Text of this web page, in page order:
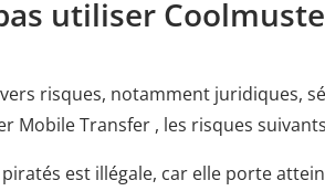
utiliser
risques, notamment juridiques,
Mobile Transfer , les risques
est illégale, car elle porte